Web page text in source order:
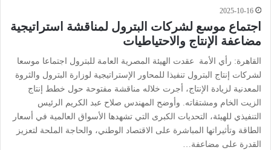
2025-10-16
اجتماع موسع لشركات البترول لمناقشة استراتيجية
مضاعفة الإنتاج والاحتياطيات
القاهرة: رأي الأمة عقدت الهيئة المصرية العامة للبترول اجتماعا موسعا
لشركات إنتاج البترول تنفيذا للمحاور الإستراتيجية لوزارة البترول والثروة
المعدنية لزيادة الإنتاج، أجرت خلاله مناقشة مفتوحة حول خطط إنتاج
الزيت الخام ومشتقاته. وأوضح المهندس صلاح عبد الكريم الرئيس
التنفيذي للهيئة، التحديات الكبرى التي تشهدها الأسواق العالمية في أسعار
الطاقة وتأثيراتها المباشرة على الاقتصاد الوطني، والحاجة الملحة لتعزيز
القدرة على مضاعفة…